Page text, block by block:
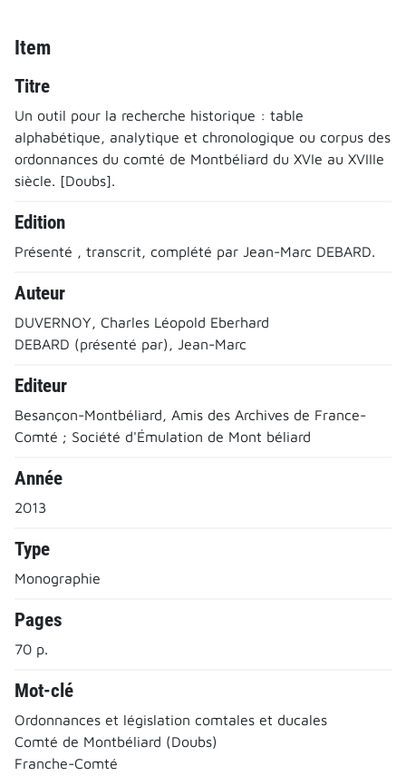
Item
Titre
Un outil pour la recherche historique : table
alphabétique, analytique et chronologique ou corpus des
ordonnances du comté de Montbéliard du XVIe au XVIIIe
siècle. [Doubs].
Edition
Présenté , transcrit, complété par Jean-Marc DEBARD.
Auteur
DUVERNOY, Charles Léopold Eberhard
DEBARD (présenté par), Jean-Marc
Editeur
Besançon-Montbéliard, Amis des Archives de France-
Comté ; Société d'Émulation de Mont béliard
Année
2013
Type
Monographie
Pages
70 p.
Mot-clé
Ordonnances et législation comtales et ducales
Comté de Montbéliard (Doubs)
Franche-Comté